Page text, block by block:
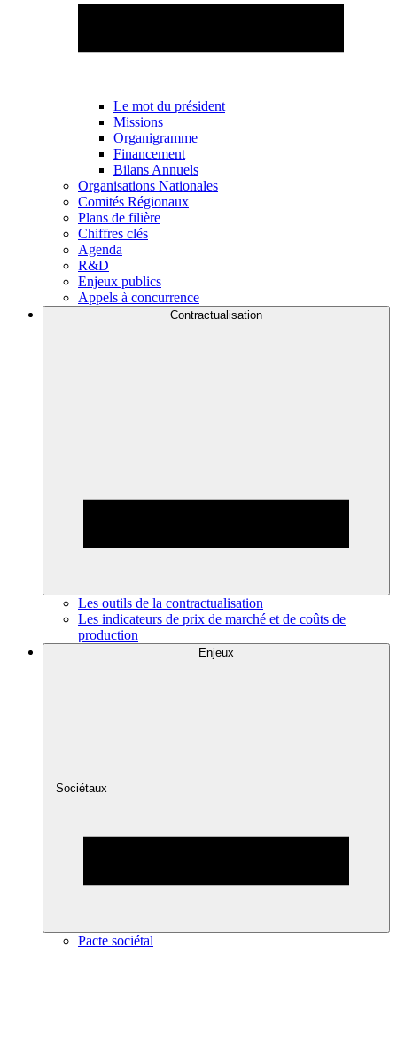
Le mot du président
Missions
Organigramme
Financement
Bilans Annuels
Organisations Nationales
Comités Régionaux
Plans de filière
Chiffres clés
Agenda
R&D
Enjeux publics
Appels à concurrence
Contractualisation
Les outils de la contractualisation
Les indicateurs de prix de marché et de coûts de
production
Enjeux
Sociétaux
Pacte sociétal